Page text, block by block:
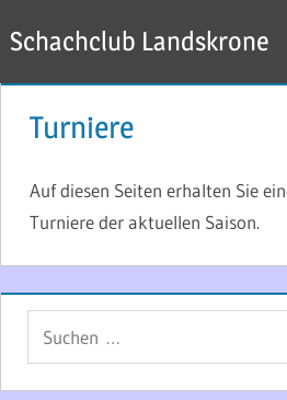
Inhalt
springen
Schachclub Landskrone
Turniere
Auf diesen Seiten erhalten Sie
Turniere der aktuellen Saison.